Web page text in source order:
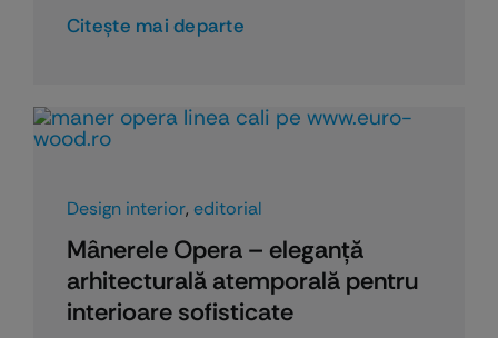
Citeşte mai departe
Design interior, editorial
Mânerele Opera – eleganță
arhitecturală atemporală pentru
interioare sofisticate